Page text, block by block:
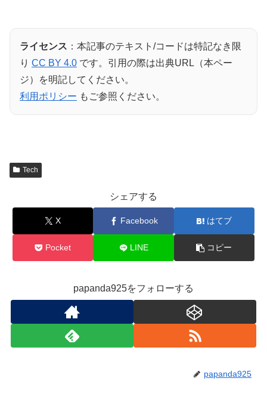
ライセンス ：本記事のテキスト/コードは特記なき限
り CC BY 4.0 です。引用の際は出典URL（本ペー
ジ）を明記してください。
利用ポリシー もご参照ください。
Tech
シェアする
X Facebook はてブ
Pocket LINE コピー
papanda925をフォローする
papanda925